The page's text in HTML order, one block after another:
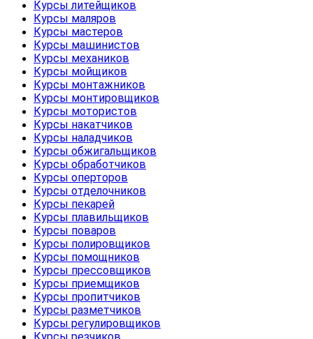
Курсы литейщиков
Курсы маляров
Курсы мастеров
Курсы машинистов
Курсы механиков
Курсы мойщиков
Курсы монтажников
Курсы монтировщиков
Курсы мотористов
Курсы накатчиков
Курсы наладчиков
Курсы обжигальщиков
Курсы обработчиков
Курсы оперторов
Курсы отделочников
Курсы пекарей
Курсы плавильщиков
Курсы поваров
Курсы полировщиков
Курсы помощников
Курсы прессовщиков
Курсы приемщиков
Курсы пропитчиков
Курсы разметчиков
Курсы регулировщиков